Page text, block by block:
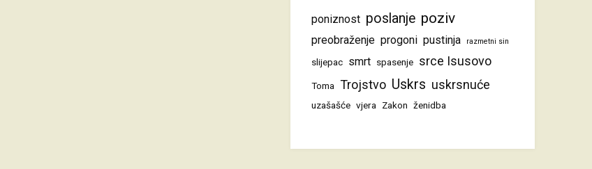
poniznost poslanje poziv
preobraženje progoni pustinja razmetni sin
slijepac smrt spasenje srce Isusovo
Toma Trojstvo Uskrs uskrsnuće
uzašašće vjera Zakon ženidba